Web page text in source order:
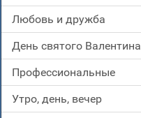
Любовь и дружба
День святого Валентина
Профессиональные
Утро, день, вечер